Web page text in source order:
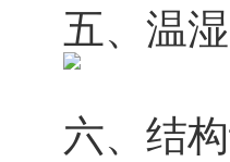
五、温
六、结